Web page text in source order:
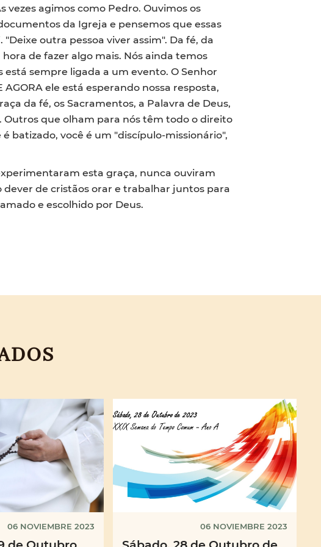
vezes agimos como Pedro. Ouvimos os
da Igreja e pensemos que essas
outra pessoa viver assim". Da fé, da
de fazer algo mais. Nós ainda temos
sempre ligada a um evento. O Senhor
ele está esperando nossa resposta,
da fé, os Sacramentos, a Palavra de Deus,
Outros que olham para nós têm todo o direito
é batizado, você é um "discípulo-missionário",
esta graça, nunca ouviram
de cristãos orar e trabalhar juntos para
e escolhido por Deus.
06 NOVIEMBRE 2023 06 NOVIEMBRE 2023